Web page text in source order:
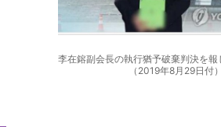
李在鎔副会長の執行猶予破棄判決を報
（2019年8月29日付）